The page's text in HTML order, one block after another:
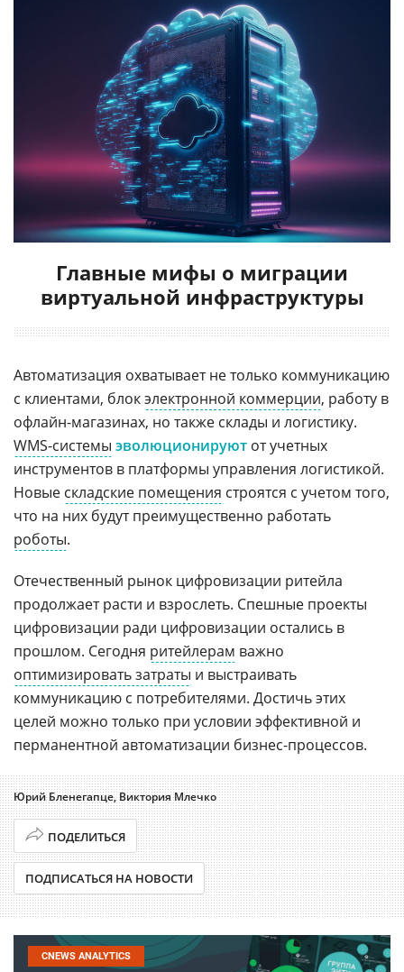
Главные мифы о миграции
виртуальной инфраструктуры
Автоматизация охватывает не только коммуникацию
с клиентами, блокэлектронной коммерции, работу в
офлайн-магазинах, но также склады и логистику.
WMS-системы эволюционируют от учетных
инструментов в платформы управления логистикой.
Новые складские помещения строятся с учетом того,
что на них будут преимущественно работать
роботы.
Отечественный рынок цифровизации ритейла
продолжает расти и взрослеть. Спешные проекты
цифровизации ради цифровизации остались в
прошлом. Сегодня ритейлерам важно
оптимизировать затраты и выстраивать
коммуникацию с потребителями. Достичь этих
целей можно только при условии эффективной и
перманентной автоматизации бизнес-процессов.
Юрий Бленегапце, Виктория Млечко
ПОДЕЛИТЬСЯ
ПОДПИСАТЬСЯ НА НОВОСТИ
CNEWS ANALYTICS